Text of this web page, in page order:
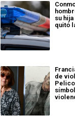
su
quitó
de